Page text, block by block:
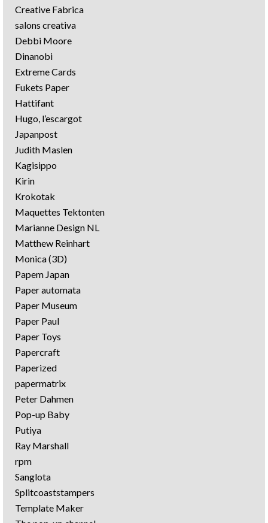
Creative Fabrica
salons creativa
Debbi Moore
Dinanobi
Extreme Cards
Fukets Paper
Hattifant
Hugo, l’escargot
Japanpost
Judith Maslen
Kagisippo
Kirin
Krokotak
Maquettes Tektonten
Marianne Design NL
Matthew Reinhart
Monica (3D)
Papem Japan
Paper automata
Paper Museum
Paper Paul
Paper Toys
Papercraft
Paperized
papermatrix
Peter Dahmen
Pop-up Baby
Putiya
Ray Marshall
rpm
Sanglota
Splitcoaststampers
Template Maker